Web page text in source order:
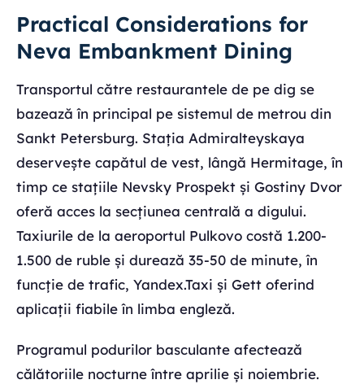
Practical Considerations for
Neva Embankment Dining
Transportul către restaurantele de pe dig se
bazează în principal pe sistemul de metrou din
Sankt Petersburg. Stația Admiralteyskaya
deservește capătul de vest, lângă Hermitage, în
timp ce stațiile Nevsky Prospekt și Gostiny Dvor
oferă acces la secțiunea centrală a digului.
Taxiurile de la aeroportul Pulkovo costă 1.200-
1.500 de ruble și durează 35-50 de minute, în
funcție de trafic, Yandex.Taxi și Gett oferind
aplicații fiabile în limba engleză.
Programul podurilor basculante afectează
călătoriile nocturne între aprilie și noiembrie.